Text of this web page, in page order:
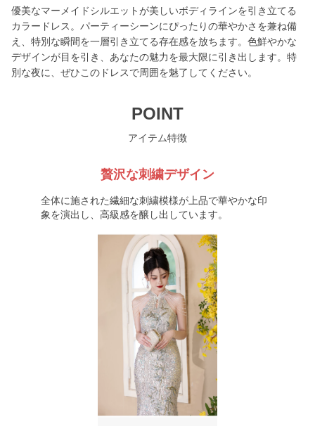
優美なマーメイドシルエットが美しいボディラインを引き立てる
カラードレス。パーティーシーンにぴったりの華やかさを兼ね備
え、特別な瞬間を一層引き立てる存在感を放ちます。色鮮やかな
デザインが目を引き、あなたの魅力を最大限に引き出します。特
別な夜に、ぜひこのドレスで周囲を魅了してください。
POINT
アイテム特徴
贅沢な刺繍デザイン
全体に施された繊細な刺繍模様が上品で華やかな印
象を演出し、高級感を醸し出しています。